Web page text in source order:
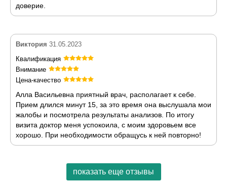
доверие.
Виктория 31.05.2023
Квалификация
Внимание
Цена-качество
Алла Васильевна приятный врач, располагает к себе.
Прием длился минут 15, за это время она выслушала мои
жалобы и посмотрела результаты анализов. По итогу
визита доктор меня успокоила, с моим здоровьем все
хорошо. При необходимости обращусь к ней повторно!
показать еще отзывы